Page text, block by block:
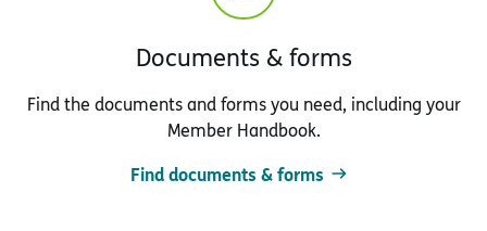
Documents & forms
Find the documents and forms you need, including your
Member Handbook.
Find documents & forms